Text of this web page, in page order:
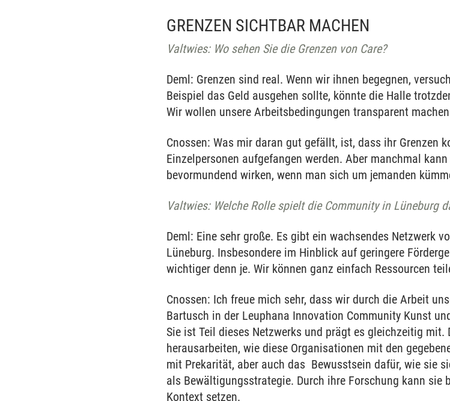
GRENZEN SICHTBAR MACHEN
Valtwies: Wo sehen Sie die Grenzen von Care?
Deml: Grenzen sind real. Wenn wir ihnen begegnen,
Beispiel das Geld ausgehen sollte, könnte die Halle
Wir wollen unsere Arbeitsbedingungen transparent
Cnossen: Was mir daran gut gefällt, ist, dass ihr Grenzen
Einzelpersonen aufgefangen werden. Aber manchmal
bevormundend wirken, wenn man sich um jemanden
Valtwies: Welche Rolle spielt die Community in Lüneburg
Deml: Eine sehr große. Es gibt ein wachsendes Netzwerk
Lüneburg. Insbesondere im Hinblick auf geringere
wichtiger denn je. Wir können ganz einfach Ressourcen
Cnossen: Ich freue mich sehr, dass wir durch die Arbeit
Bartusch in der Leuphana Innovation Community Kunst
Sie ist Teil dieses Netzwerks und prägt es gleichzeitig
herausarbeiten, wie diese Organisationen mit den
mit Prekarität, aber auch das Bewusstsein dafür, wie sie
als Bewältigungsstrategie. Durch ihre Forschung kann sie
Kontext setzen.